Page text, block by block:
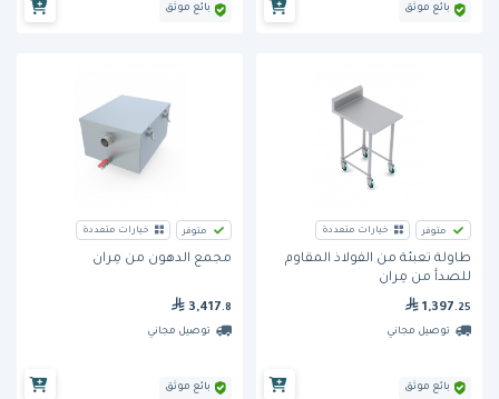
بائع موثق بائع موثق
متوفر خيارات متعددة
طاولة تعبئة من الفولاذ المقاوم
للصدأ من مِران
1,397 .25
توصيل مجاني
بائع موثق
متوفر خيارات متعددة
مجمع الدهون من مِران
3,417 .8
توصيل مجاني
بائع موثق